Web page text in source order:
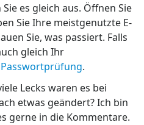
es gleich aus. Öffnen Sie
Sie Ihre meistgenutzte E-
Sie, was passiert. Falls
gleich Ihr
Passwortprüfung.
Lecks waren es bei
etwas geändert? Ich bin
gerne in die Kommentare.